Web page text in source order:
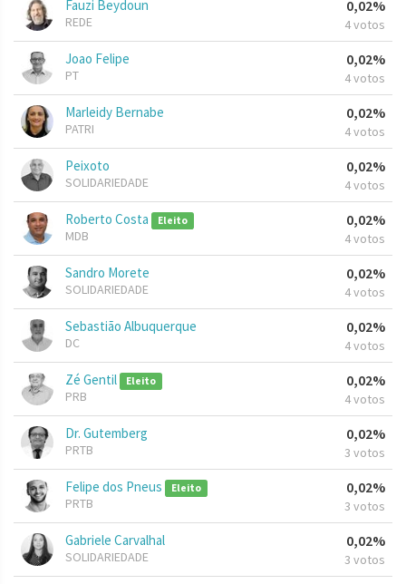
Fauzi Beydoun
REDE
0,02%
4 votos
Joao Felipe
PT
0,02%
4 votos
Marleidy Bernabe
PATRI
0,02%
4 votos
Peixoto
SOLIDARIEDADE
0,02%
4 votos
Roberto Costa Eleito
MDB
0,02%
4 votos
Sandro Morete
SOLIDARIEDADE
0,02%
4 votos
Sebastião Albuquerque
DC
0,02%
4 votos
Zé Gentil Eleito
PRB
0,02%
4 votos
Dr. Gutemberg
PRTB
0,02%
3 votos
Felipe dos Pneus Eleito
PRTB
0,02%
3 votos
Gabriele Carvalhal
SOLIDARIEDADE
0,02%
3 votos